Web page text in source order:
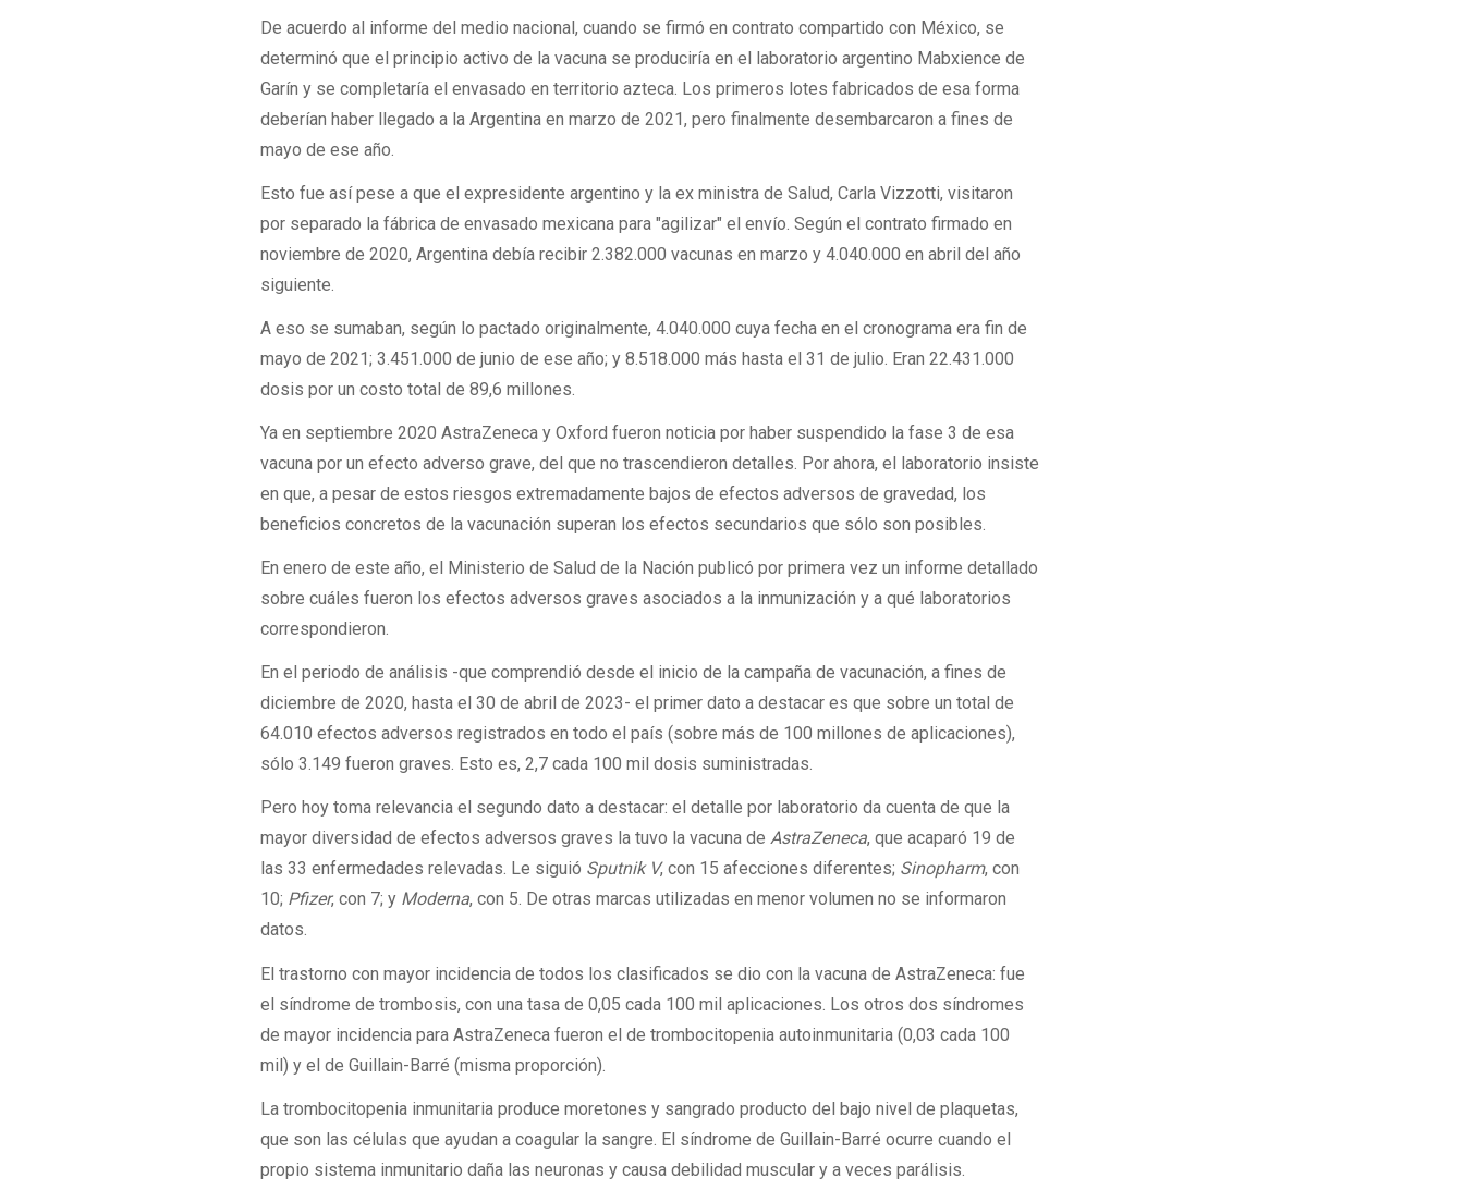
De acuerdo al informe del medio nacional, cuando se firmó en contrato compartido con México, se
determinó que el principio activo de la vacuna se produciría en el laboratorio argentino Mabxience de
Garín y se completaría el envasado en territorio azteca. Los primeros lotes fabricados de esa forma
deberían haber llegado a la Argentina en marzo de 2021, pero finalmente desembarcaron a fines de
mayo de ese año.
Esto fue así pese a que el expresidente argentino y la ex ministra de Salud, Carla Vizzotti, visitaron
por separado la fábrica de envasado mexicana para "agilizar" el envío. Según el contrato firmado en
noviembre de 2020, Argentina debía recibir 2.382.000 vacunas en marzo y 4.040.000 en abril del año
siguiente.
A eso se sumaban, según lo pactado originalmente, 4.040.000 cuya fecha en el cronograma era fin de
mayo de 2021; 3.451.000 de junio de ese año; y 8.518.000 más hasta el 31 de julio. Eran 22.431.000
dosis por un costo total de 89,6 millones.
Ya en septiembre 2020 AstraZeneca y Oxford fueron noticia por haber suspendido la fase 3 de esa
vacuna por un efecto adverso grave, del que no trascendieron detalles. Por ahora, el laboratorio insiste
en que, a pesar de estos riesgos extremadamente bajos de efectos adversos de gravedad, los
beneficios concretos de la vacunación superan los efectos secundarios que sólo son posibles.
En enero de este año, el Ministerio de Salud de la Nación publicó por primera vez un informe detallado
sobre cuáles fueron los efectos adversos graves asociados a la inmunización y a qué laboratorios
correspondieron.
En el periodo de análisis -que comprendió desde el inicio de la campaña de vacunación, a fines de
diciembre de 2020, hasta el 30 de abril de 2023- el primer dato a destacar es que sobre un total de
64.010 efectos adversos registrados en todo el país (sobre más de 100 millones de aplicaciones),
sólo 3.149 fueron graves. Esto es, 2,7 cada 100 mil dosis suministradas.
Pero hoy toma relevancia el segundo dato a destacar: el detalle por laboratorio da cuenta de que la
mayor diversidad de efectos adversos graves la tuvo la vacuna deAstraZeneca, que acaparó 19 de
las 33 enfermedades relevadas. Le siguió Sputnik V, con 15 afecciones diferentes; Sinopharm, con
10; Pfizer, con 7; y Moderna, con 5. De otras marcas utilizadas en menor volumen no se informaron
datos.
El trastorno con mayor incidencia de todos los clasificados se dio con la vacuna de AstraZeneca: fue
el síndrome de trombosis, con una tasa de 0,05 cada 100 mil aplicaciones. Los otros dos síndromes
de mayor incidencia para AstraZeneca fueron el de trombocitopenia autoinmunitaria (0,03 cada 100
mil) y el de Guillain-Barré (misma proporción).
La trombocitopenia inmunitaria produce moretones y sangrado producto del bajo nivel de plaquetas,
que son las células que ayudan a coagular la sangre. El síndrome de Guillain-Barré ocurre cuando el
propio sistema inmunitario daña las neuronas y causa debilidad muscular y a veces parálisis.